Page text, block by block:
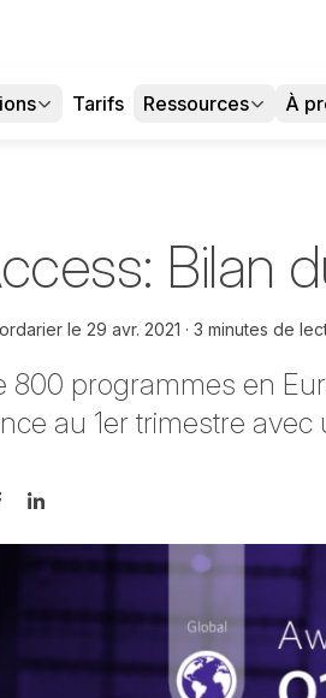
Tarifs Ressources À
Bilan
le 29 avr. 2021 3 minutes de
800 programmes en
au 1er trimestre
sur Twittersur Facebook
Partager sur LinkedIn